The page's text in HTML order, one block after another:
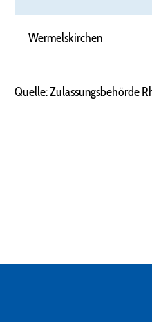
Wermelskirchen
Quelle: Zulassungsbehörde